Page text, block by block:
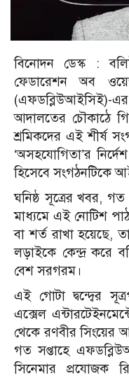
বিনোদন ডেস্ক :
ফেডারেশন অব
আদালতের চৌকাঠে
শ্রমিকদের এই শীর্ষ
‘অসহযোগিতা’র
হিসেবে সংগঠনটিকে
ঘনিষ্ঠ সূত্রের খবর,
মাধ্যমে এই নোটিশ
বা শর্ত রাখা
লড়াইকে কেন্দ্র করে
বেশ সরগরম।
এই গোটা দ্বন্দ্বের
এক্সেল
থেকে রণবীর সিংয়ের
গত সপ্তাহে
সিনেমার প্রযোজক